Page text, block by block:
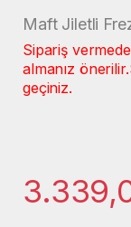
Maft Jiletli
Sipariş
almanız önerilir.
geçiniz.